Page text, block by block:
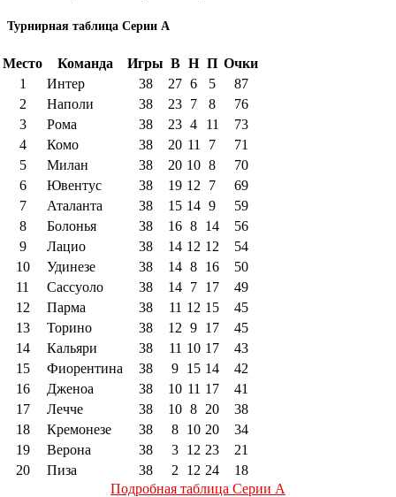
Турнирная таблица Серии А
Место Команда Игры В Н П Очки
1
Интер 38 27 6 5
87
2
Наполи 38 23 7 8
76
3
Рома 38 23 4 11
73
4
Комо 38 20 11 7
71
5
Милан 38 20 10 8
70
6
Ювентус 38 19 12 7
69
7
Аталанта 38 15 14 9
59
8
Болонья 38 16 8 14
56
9
Лацио 38 14 12 12
54
10
Удинезе 38 14 8 16
50
11
Сассуоло 38 14 7 17
49
12
Парма 38 11 12 15
45
13
Торино 38 12 9 17
45
14
Кальяри 38 11 10 17
43
15
Фиорентина 38 9 15 14
42
16
Дженоа 38 10 11 17
41
17
Лечче 38 10 8 20
38
18
Кремонезе 38 8 10 20
34
19
Верона 38 3 12 23
21
20
Пиза 38 2 12 24
18
Подробная таблица Серии А